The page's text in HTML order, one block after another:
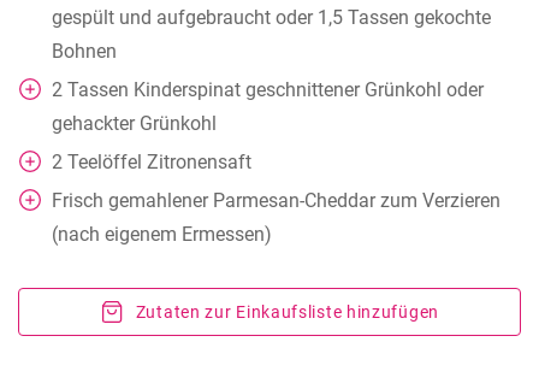
gespült und aufgebraucht oder 1,5 Tassen gekochte
Bohnen
2 Tassen Kinderspinat geschnittener Grünkohl oder
gehackter Grünkohl
2 Teelöffel Zitronensaft
Frisch gemahlener Parmesan-Cheddar zum Verzieren
(nach eigenem Ermessen)
Zutaten zur Einkaufsliste hinzufügen